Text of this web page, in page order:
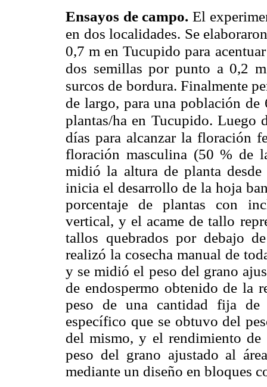
Ensayos de campo. El
en dos localidades. Se
0,7 m en Tucupido para
dos semillas por punto a 0,2
surcos de bordura. Finalmente
de largo, para una población
plantas/ha en Tucupido. Luego
días para alcanzar la floración
floración masculina (50 % de
midió la altura de planta
inicia el desarrollo de la hoja
porcentaje de plantas con
vertical, y el acame de tallo
tallos quebrados por debajo
realizó la cosecha manual de
y se midió el peso del grano
de endospermo obtenido de la
peso de una cantidad fija
específico que se obtuvo del
del mismo, y el rendimiento de
peso del grano ajustado al
mediante un diseño en bloques